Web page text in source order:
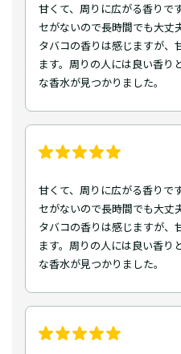
甘くて、周りに広がる香りで
セがないので長時間でも大丈
タバコの香りは感じますが、
ます。周りの人には良い香り
な香水が見つかりました。
甘くて、周りに広がる香りで
セがないので長時間でも大丈
タバコの香りは感じますが、
ます。周りの人には良い香り
な香水が見つかりました。